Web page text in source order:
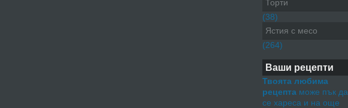
Торти
(38)
Ястия с месо
(264)
Ваши рецепти
Твоята любима
рецепта може пък да
се хареса и на още